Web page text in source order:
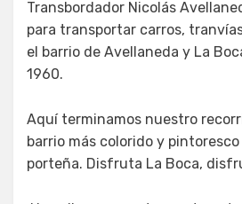
Transbordador Nicolás
para transportar carros,
el barrio de Avellaneda y La
1960.
Aquí terminamos nuestro
barrio más colorido y pintoresco
porteña. Disfruta La Boca,